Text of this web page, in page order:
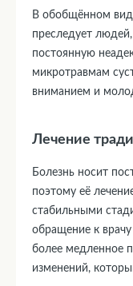
В обобщённом
преследует
постоянную
микротравмам
вниманием и
Лечение
Болезнь носит
поэтому её
стабильными
обращение к
более медленное
изменений,